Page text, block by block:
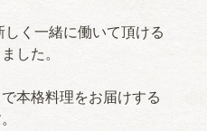
く一緒に働いて頂ける
した。
本格料理をお届けする